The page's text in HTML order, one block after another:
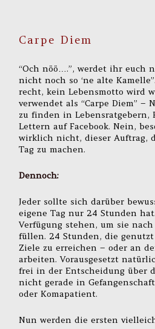
Carpe Diem
“Och nöö….”, werdet ihr euch
nicht noch so ‘ne alte
recht, kein Lebensmotto wird
verwendet als “Carpe Diem” –
zu finden in Lebensratgebern,
Lettern auf Facebook. Nein,
wirklich nicht, dieser Auftrag,
Tag zu machen.
Dennoch:
Jeder sollte sich darüber
eigene Tag nur 24 Stunden
Verfügung stehen, um sie
füllen. 24 Stunden, die
Ziele zu erreichen – oder an
arbeiten. Vorausgesetzt
frei in der Entscheidung über
nicht gerade in
oder Komapatient.
Nun werden die ersten